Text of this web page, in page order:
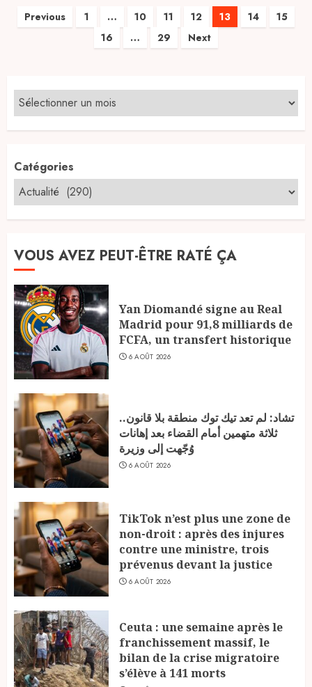
Pagination
Previous 1 … 10 11 12 13 14
15
16
… 29 Next
Catégories
VOUS AVEZ PEUT-ÊTRE RATÉ ÇA
Yan Diomandé signe au Real
Madrid pour 91,8 milliards de
FCFA, un transfert historique
6 AOÛT 2026
تشاد: لم تعد تيك توك منطقة بلا قانون..
ثلاثة متهمين أمام القضاء بعد إهانات
وُجّهت إلى وزيرة
6 AOÛT 2026
TikTok n’est plus une zone de
non-droit : après des injures
contre une ministre, trois
prévenus devant la justice
6 AOÛT 2026
Ceuta : une semaine après le
franchissement massif, le
bilan de la crise migratoire
s’élève à 141 morts